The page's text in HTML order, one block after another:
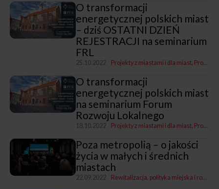
O transformacji
energetycznej polskich miast
– dziś OSTATNI DZIEŃ
REJESTRACJI na seminarium
FRL
25.10.2022 Projekty z miastami i dla miast Program „Rozwój lokalny"
O transformacji
energetycznej polskich miast
na seminarium Forum
Rozwoju Lokalnego
18.10.2022 Projekty z miastami i dla miast Program „Rozwój lokalny"
Poza metropolią – o jakości
życia w małych i średnich
miastach
22.09.2022 Rewitalizacja, polityka miejska i rozwój